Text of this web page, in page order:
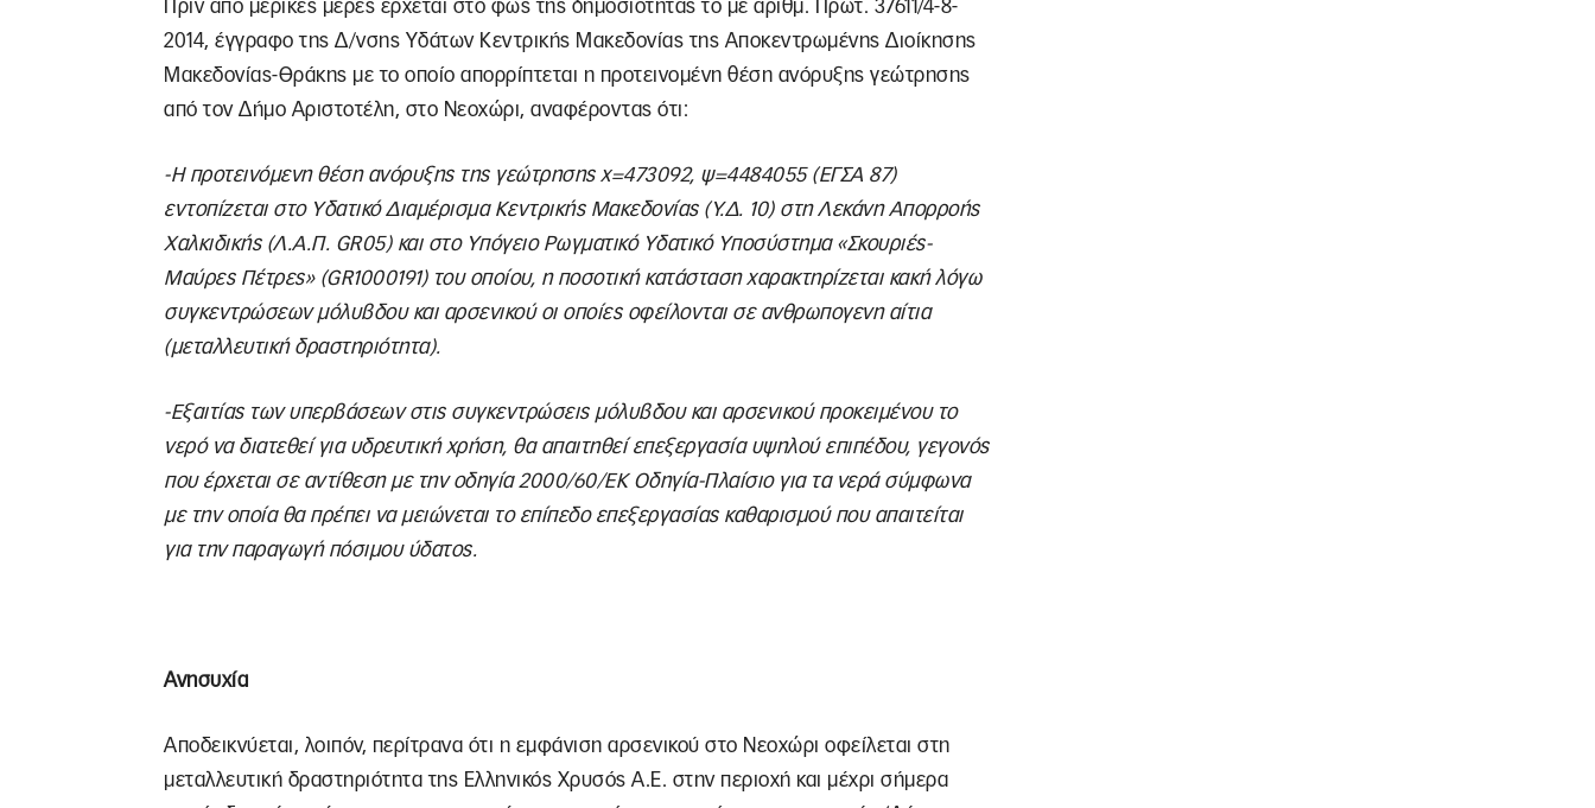
Πριν από μερικές μέρες έρχεται στο φως της δημοσιότητας το με αριθμ. Πρωτ. 37611/4-8-
2014, έγγραφο της Δ/νσης Υδάτων Κεντρικής Μακεδονίας της Αποκεντρωμένης Διοίκησης
Μακεδονίας-Θράκης με το οποίο απορρίπτεται η προτεινομένη θέση ανόρυξης γεώτρησης
από τον Δήμο Αριστοτέλη, στο Νεοχώρι, αναφέροντας ότι:
-Η προτεινόμενη θέση ανόρυξης της γεώτρησης χ=473092, ψ=4484055 (ΕΓΣΑ 87)
εντοπίζεται στο Υδατικό Διαμέρισμα Κεντρικής Μακεδονίας (Υ.Δ. 10) στη Λεκάνη Απορροής
Χαλκιδικής (Λ.Α.Π. GR05) και στο Υπόγειο Ρωγματικό Υδατικό Υποσύστημα «Σκουριές-
Μαύρες Πέτρες» (GR1000191) του οποίου, η ποσοτική κατάσταση χαρακτηρίζεται κακή λόγω
συγκεντρώσεων μόλυβδου και αρσενικού οι οποίες οφείλονται σε ανθρωπογενη αίτια
(μεταλλευτική δραστηριότητα).
-Εξαιτίας των υπερβάσεων στις συγκεντρώσεις μόλυβδου και αρσενικού προκειμένου το
νερό να διατεθεί για υδρευτική χρήση, θα απαιτηθεί επεξεργασία υψηλού επιπέδου, γεγονός
που έρχεται σε αντίθεση με την οδηγία 2000/60/ΕΚ Οδηγία-Πλαίσιο για τα νερά σύμφωνα
με την οποία θα πρέπει να μειώνεται το επίπεδο επεξεργασίας καθαρισμού που απαιτείται
για την παραγωγή πόσιμου ύδατος.
Ανησυχία
Αποδεικνύεται, λοιπόν, περίτρανα ότι η εμφάνιση αρσενικού στο Νεοχώρι οφείλεται στη
μεταλλευτική δραστηριότητα της Ελληνικός Χρυσός Α.Ε. στην περιοχή και μέχρι σήμερα